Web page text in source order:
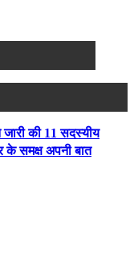
की 11 सदस्यीय
के समक्ष अपनी बात